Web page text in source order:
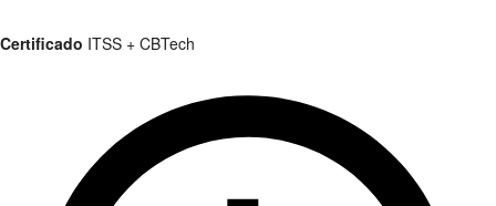
Certificado ITSS + CBTech